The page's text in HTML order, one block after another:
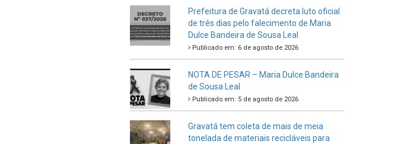
Prefeitura de Gravatá decreta luto oficial
de três dias pelo falecimento de Maria
Dulce Bandeira de Sousa Leal
Publicado em: 6 de agosto de 2026
NOTA DE PESAR – Maria Dulce Bandeira
de Sousa Leal
Publicado em: 5 de agosto de 2026
Gravatá tem coleta de mais de meia
tonelada de materiais recicláveis para